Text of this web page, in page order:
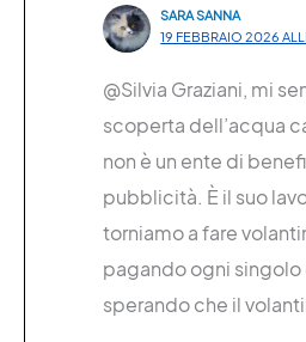
SARA SANNA
19 FEBBRAIO 2026
@Silvia Graziani, mi
scoperta dell’acqua
non è un ente di
pubblicità. È il suo
torniamo a fare
pagando ogni singolo
sperando che il